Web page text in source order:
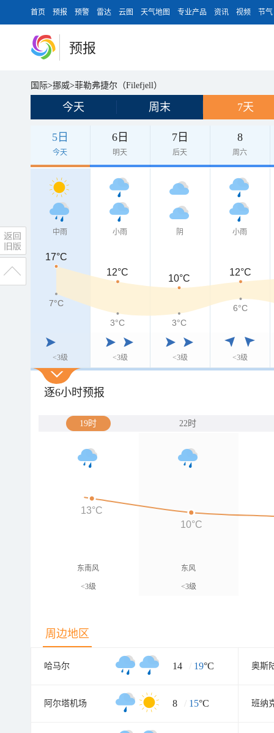
首页 预报 预警 雷达 云图 天气地图 专业产品 资讯 视频 节气
预报
国际>挪威>菲勒弗捷尔（Filefjell）
今天 周末 7天
5日
今天
6日
明天
7日
后天
8
周六
中雨
<3级
小雨
<3级
阴
<3级
小雨
<3级
17°C
17°C
12°C
10°C
12°C
7°C
7°C
3°C
3°C
6°C
逐6小时预报
19时 22时
东南风
<3级
东风
<3级
13°C
10°C
周边地区
哈马尔 14 / 19°C 奥斯
阿尔塔机场 8 / 15°C 班纳